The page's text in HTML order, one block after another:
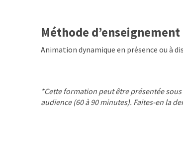
Méthode d’enseignement
Animation dynamique en présence ou à
*Cette formation peut être présentée
audience (60 à 90 minutes). Faites-en la